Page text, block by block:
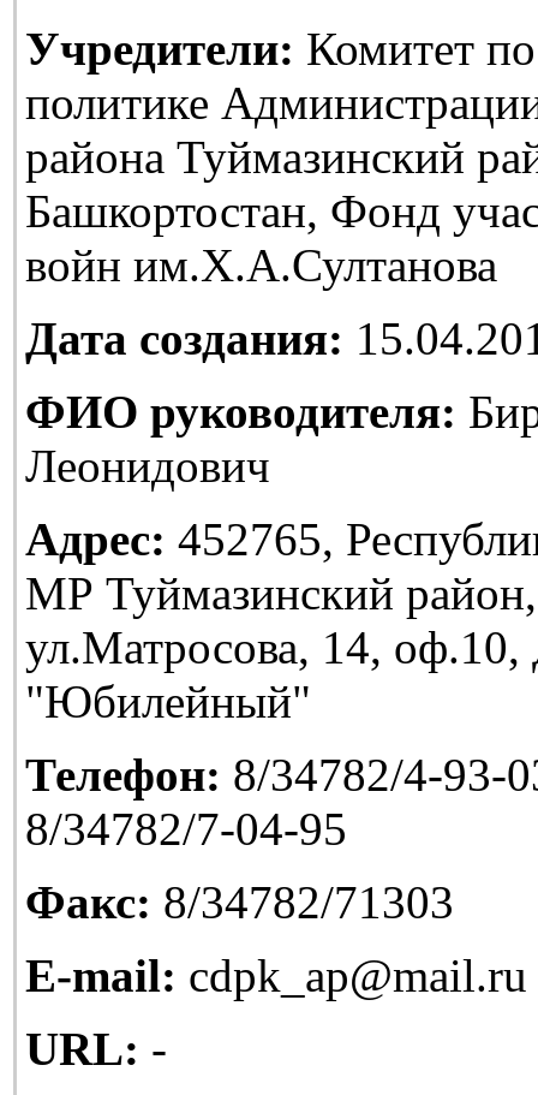
Учредители: Комитет
политике
района Туймазинский
Башкортостан, Фонд
войн им.Х.А.Султанова
Дата создания:
ФИО руководителя:
Леонидович
Адрес: 452765,
МР Туймазинский
ул.Матросова, 14,
"Юбилейный"
Телефон: 8/34782/4-93-
8/34782/7-04-95
Факс: 8/34782/71303
E-mail: cdpk_ap@mail.ru
URL: -